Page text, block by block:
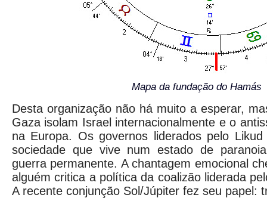
Mapa da fundação do Hamás
Desta organização não há muito a esperar,
Gaza isolam Israel internacionalmente e o
na Europa. Os governos liderados pelo
sociedade que vive num estado de
guerra permanente. A chantagem emocional
alguém critica a política da coalizão liderada
A recente conjunção Sol/Júpiter fez seu papel: